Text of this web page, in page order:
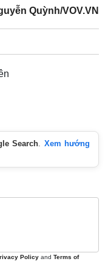
Quỳnh/VOV.VN
Search. Xem hướng
Policy and Terms of